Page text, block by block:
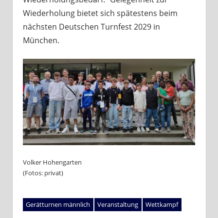
Wiederholung bietet sich spätestens beim
nächsten Deutschen Turnfest 2029 in
München.
Volker Hohengarten
(Fotos: privat)
Gerätturnen männlich Veranstaltung Wettkampf